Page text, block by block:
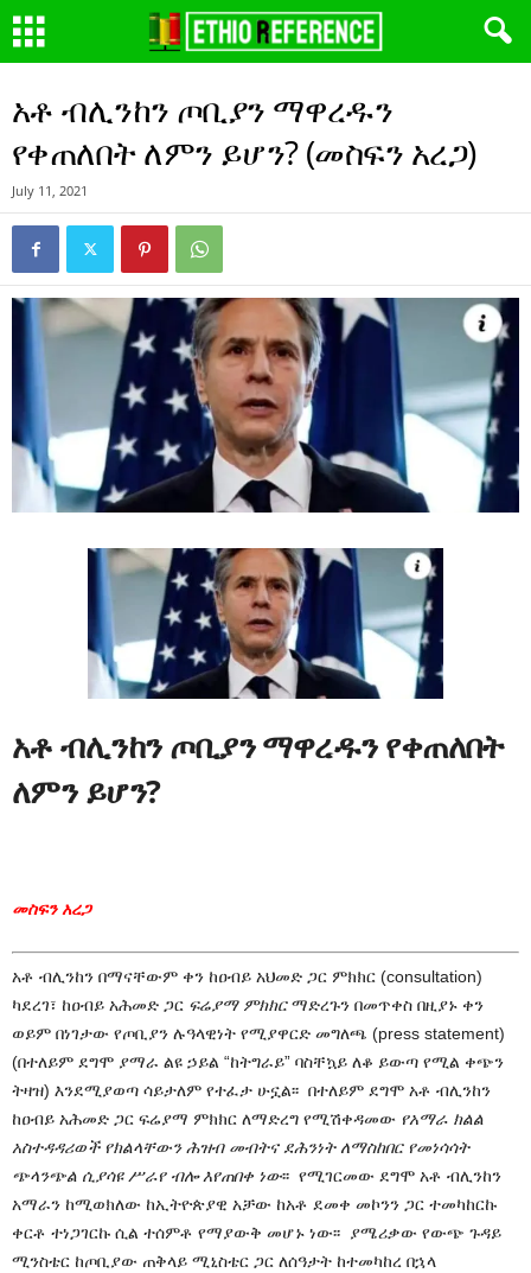
አቶ ብሊንከን ጦቢያን ማዋረዱን
የቀጠለበት ለምን ይሆን? (መስፍን አረጋ)
July 11, 2021
አቶ ብሊንከን ጦቢያን ማዋረዱን የቀጠለበት
ለምን ይሆን?
መስፍን አረጋ
አቶ ብሊንከን በማናቸውም ቀን ከዐብይ አህመድ ጋር ምክክር (consultation)
ካደረገ፣ ከዐብይ አሕመድ ጋር ፍሬያማ ምክክርማድረጉን በመጥቀስ በዚያኑ ቀን
ወይም በነገታው የጦቢያን ሉዓላዊነት የሚያዋርድ መግለጫ (press statement)
(በተለይም ደግሞ ያማራ ልዩ ኃይል “ከትግራይ” ባስቸኳይ ለቆ ይውጣ የሚል ቀጭን
ትዛዝ) እንደሚያወጣ ሳይታለም የተፈታ ሁኗል፡፡ በተለይም ደግሞ አቶ ብሊንከን
ከዐብይ አሕመድ ጋር ፍሬያማ ምክክር ለማድረግ የሚሽቀዳመው የአማራ ክልል
አስተዳዳሪወች የክልላቸውን ሕዝብ መብትና ደሕንነት ለማስከበር የመነሳሳት
ጭላንጭል ሲያሳዩ ሥራየ ብሎ እየጠበቀ ነው፡፡ የሚገርመው ደግሞ አቶ ብሊንከን
አማራን ከሚወክለው ከኢትዮጵያዊ አቻው ከአቶ ደመቀ መኮንን ጋር ተመካከርኩ
ቀርቶ ተነጋገርኩ ሲል ተሰምቶ የማያውቅ መሆኑ ነው፡፡ ያሜሪቃው የውጭ ጉዳይ
ሚንስቴር ከጦቢያው ጠቅላይ ሚኒስቴር ጋር ለሰዓታት ከተመካከረ በኋላ